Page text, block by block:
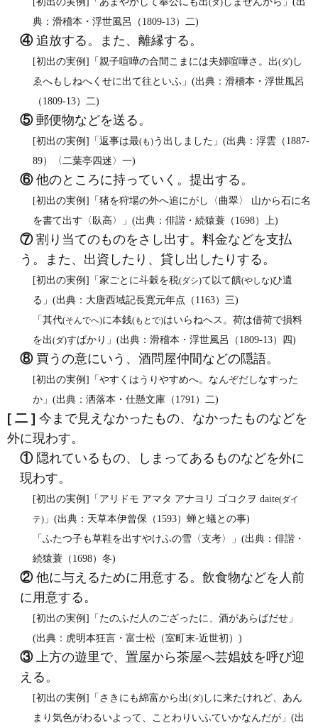
(ダ)
典：滑稽本・浮世風呂（1809‐13）二)
④追放する。また、離縁する。
[初出の実例]「親子喧嘩の合間こまには夫婦喧嘩さ。出(ダ) し
ゑへもしねへくせに出て往といふ」(出典：滑稽本・浮世風呂
（1809‐13）二)
⑤郵便物などを送る。
[初出の実例]「返事は最(も)う出しました」(出典：浮雲（1887‐
89）〈二葉亭四迷〉一)
⑥他のところに持っていく。提出する。
[初出の実例]「猪を狩場の外へ追にがし〈曲翠〉 山から石に名
を書て出す〈臥高〉」(出典：俳諧・続猿蓑（1698）上)
⑦割り当てのものをさし出す。料金などを支払
う。また、出資したり、貸し出したりする。
[初出の実例]「家ごとに斗穀を税(ダシ)て以て饋(やしな)ひ遺
る」(出典：大唐西域記長寛元年点（1163）三)
「其代(そんでへ)に本銭(もとで)はいらねへス。荷は借荷で損料
を出(ダ)すばかり」(出典：滑稽本・浮世風呂（1809‐13）四)
⑧買うの意にいう、酒問屋仲間などの隠語。
[初出の実例]「やすくはうりやすめへ。なんぞだしなすった
か」(出典：洒落本・仕懸文庫（1791）二)
[ 二 ] 今まで見えなかったもの、なかったものなどを
外に現わす。
①隠れているもの、しまってあるものなどを外に
現わす。
[初出の実例]「アリドモ アマタ アナヨリ ゴコクヲ daite(ダイ
テ) 」(出典：天草本伊曾保（1593）蝉と蟻との事)
「ふたつ子も草鞋を出すやけふの雪〈支考〉」(出典：俳諧・
続猿蓑（1698）冬)
②他に与えるために用意する。飲食物などを人前
に用意する。
[初出の実例]「たのふだ人のござったに、酒があらばだせ」
(出典：虎明本狂言・富士松（室町末‐近世初）)
③上方の遊里で、置屋から茶屋へ芸娼妓を呼び迎
える。
[初出の実例]「さきにも綿富から出(ダ) しに来たけれど、あん
まり気色がわるいよって、ことわりいふていかなんだが」(出